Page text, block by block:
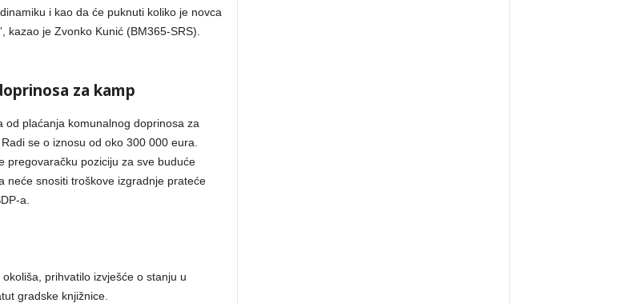
i kao da će puknuti koliko je novca
je Zvonko Kunić (BM365-SRS).
za kamp
plaćanja komunalnog doprinosa za
se o iznosu od oko 300 000 eura.
pregovaračku poziciju za sve buduće
neće snositi troškove izgradnje prateće
a.
prihvatilo izvješće o stanju u
gradske knjižnice.